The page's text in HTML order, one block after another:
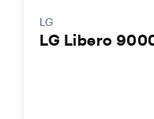
LG
LG Libero